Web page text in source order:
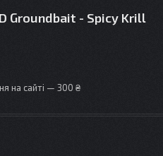
Groundbait - Spicy Krill
на сайті — 300 ₴